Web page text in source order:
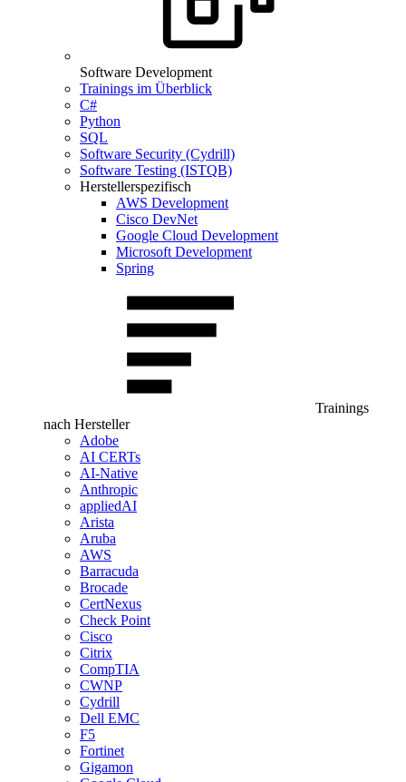
Software Development
Trainings im Überblick
C#
Python
SQL
Software Security (Cydrill)
Software Testing (ISTQB)
Herstellerspezifisch
AWS Development
Cisco DevNet
Google Cloud Development
Microsoft Development
Spring
Trainings
nach Hersteller
Adobe
AI CERTs
AI-Native
Anthropic
appliedAI
Arista
Aruba
AWS
Barracuda
Brocade
CertNexus
Check Point
Cisco
Citrix
CompTIA
CWNP
Cydrill
Dell EMC
F5
Fortinet
Gigamon